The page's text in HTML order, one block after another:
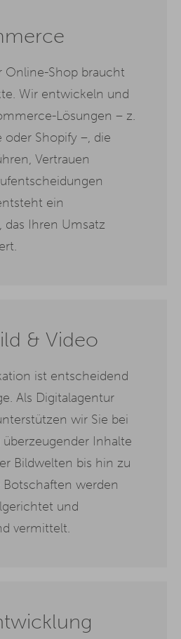
Online-Shop braucht
Wir entwickeln und
Lösungen – z.
oder Shopify –, die
Vertrauen
ein
das Ihren Umsatz
& Video
ist entscheidend
Als Digitalagentur
wir Sie bei
Inhalte
Bildwelten bis hin zu
Botschaften werden
und
vermittelt.